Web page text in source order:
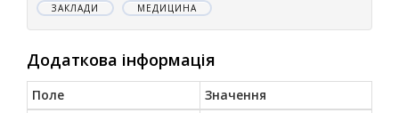
ЗАКЛАДИ МЕДИЦИНА
Додаткова інформація
Поле
Значення